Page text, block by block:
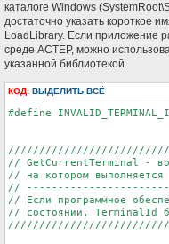
каталоге Windows
достаточно указать короткое
LoadLibrary. Если приложение
среде АСТЕР, можно
указанной библиотекой.
КОД: ВЫДЕЛИТЬ ВСЁ
#define
// GetCurrentTerminal -
// на котором выполняется
//
// Если программное
// состоянии, TerminalId